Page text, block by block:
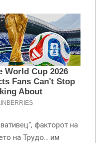
факторот на
на Трудо… им